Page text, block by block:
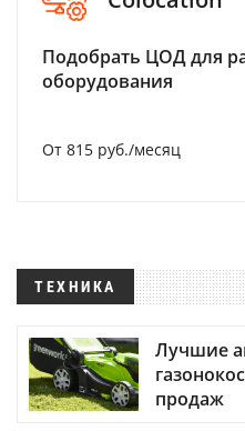
Подобрать ЦОД для
оборудования
От 815 руб./месяц
ТЕХНИКА
Лучшие
продаж